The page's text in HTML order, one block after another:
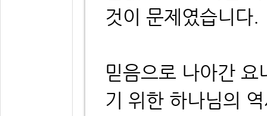
것이 문제였습니다.
믿음으로 나아간
기 위한 하나님의